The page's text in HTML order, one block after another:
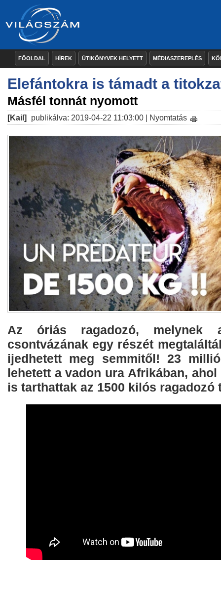
FŐOLDAL HÍREK ÚTIKÖNYVEK HELYETT MÉDIASZEREPLÉS
Elefántokra is támadt a
Másfél tonnát nyomott
[Kail] publikálva: 2019-04-22 11:03:00 | Nyomtatás
Az óriás ragadozó, melynek
csontvázának egy részét
ijedhetett meg semmitől! 23
lehetett a vadon ura Afrikában,
is tarthattak az 1500 kilós ragadozó